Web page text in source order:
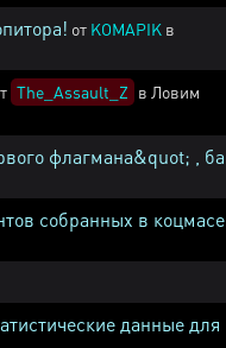
от KOMAPIK в
The_Assault_Z в Ловим
флагмана&quot; , ба
собранных в коцмасе
данные для